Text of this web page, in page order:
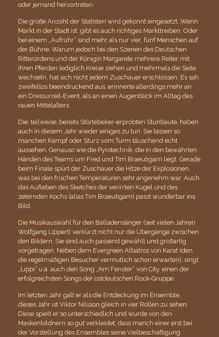
oder jemand hervortreten.
Die große Anzahl der Statisten wird gekonnt eingesetzt. Wenn
Markt in der Stadt ist, gibt es auch richtiges Markttreiben. Oder
bei einem „Aufruhr“ sind mehr als nur vier, fünf Menschen auf
der Bühne. Warum jedoch bei den Szenen des Deutschen
Ritterordens und der Königin Margarete mehrere Reiter mit
ihren Pferden lediglich Kreise ziehen und mehrmals die Seite
wechseln, hat sich nicht jedem Zuschauer erschlossen. Es sah
zweifellos beeindruckend aus, erinnerte allerdings mehr an
ein Dressurreit-Event, als an einen Augenblick im Alltag des
rauen Mittelalters.
Die, teilweise, bereits Störtebeker-erprobten Stuntleute, haben
auch in diesem Jahr wieder einiges zu tun. Sie lassen so
manchen Kampf oder Sturz vom Turm täuschend echt
aussehen. Genauso wie die Pyrotechnik, die in den bewährten
Händen des Teams um Fred und Tim Braeutigam liegt. Gerade
beim Finale spürt der Zuschauer die Hitze der Explosionen,
was bei den frischen Temperaturen sehr angenehm war. Auch
das Aufleben des Sketches der verirrten Kugel und des
zeternden Kochs (alias Tim Braeutigam) passt wunderbar ins
Bild.
Die Musikauswahl für den Balladensänger (seit vielen Jahren
Wolfgang Lippert) verkürzt nicht nur die Übergänge zwischen
den Bildern. Sie sind auch passend gewählt und großartig
vorgetragen. Neben dem Evergreen Albatros von Karat (den
die regelmäßigen Besucher vermutlich schon erwarten), singt
„Lippi“ u.a. auch den Song „Am Fenster“ von City, einen der
erfolgreichsten Songs der ostdeutschen Rock-Gruppe.
Im letzten Jahr galt er als die Entdeckung im Ensemble,
dieses Jahr ist Viktor Nilsson gleich in vier Rollen zu sehen.
Diese spielt er so unterschiedlich und wurde von den
Maskenbildnern so gut verkleidet, dass manch einer erst bei
der Vorstellung des Ensembles seine Vielbeschäftigung